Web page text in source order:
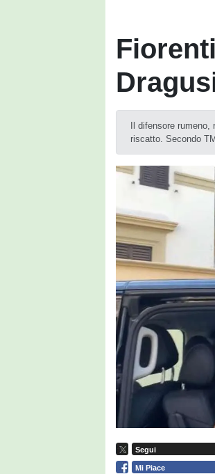
Il difensore
riscatto. Secondo
Segui
Mi Piace